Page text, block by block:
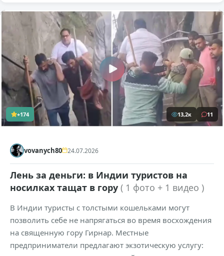
+174 13,2к 11
vovanych80 24.07.2026
Лень за деньги: в Индии туристов на
носилках тащат в гору ( 1 фото + 1 видео )
В Индии туристы с толстыми кошельками могут
позволить себе не напрягаться во время восхождения
на священную гору Гирнар. Местные
предприниматели предлагают экзотическую услугу: